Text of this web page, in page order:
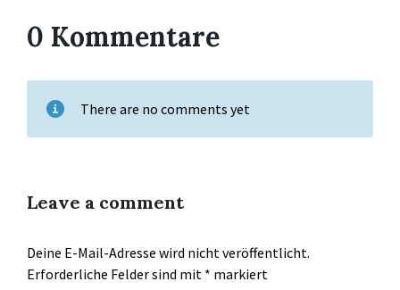
0 Kommentare
There are no comments yet
Leave a comment
Deine E-Mail-Adresse wird nicht veröffentlicht.
Erforderliche Felder sind mit * markiert